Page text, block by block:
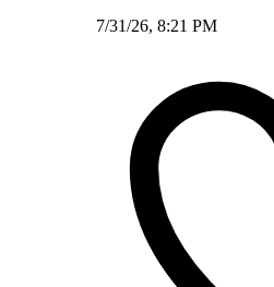
7/31/26, 8:21 PM